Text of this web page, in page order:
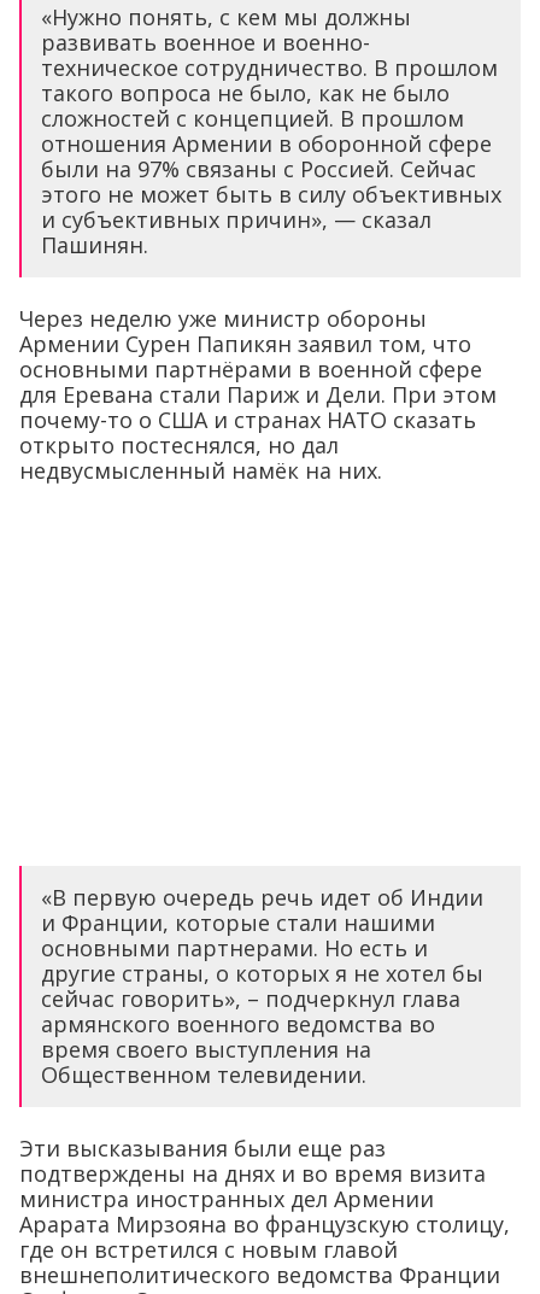
«Нужно понять, с кем мы должны
развивать военное и военно-
техническое сотрудничество. В прошлом
такого вопроса не было, как не было
сложностей с концепцией. В прошлом
отношения Армении в оборонной сфере
были на 97% связаны с Россией. Сейчас
этого не может быть в силу объективных
и субъективных причин», — сказал
Пашинян.
Через неделю уже министр обороны
Армении Сурен Папикян заявил том, что
основными партнёрами в военной сфере
для Еревана стали Париж и Дели. При этом
почему-то о США и странах НАТО сказать
открыто постеснялся, но дал
недвусмысленный намёк на них.
«В первую очередь речь идет об Индии
и Франции, которые стали нашими
основными партнерами. Но есть и
другие страны, о которых я не хотел бы
сейчас говорить», – подчеркнул глава
армянского военного ведомства во
время своего выступления на
Общественном телевидении.
Эти высказывания были еще раз
подтверждены на днях и во время визита
министра иностранных дел Армении
Арарата Мирзояна во французскую столицу,
где он встретился с новым главой
внешнеполитического ведомства Франции